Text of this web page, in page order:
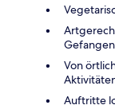
Von
Auftritte